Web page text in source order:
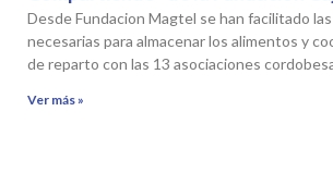
Desde Fundacion Magtel se han facilitado
necesarias para almacenar los alimentos y
de reparto con las 13 asociaciones
Ver más »